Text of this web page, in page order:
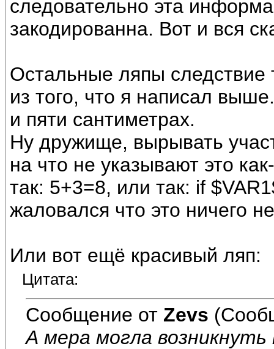
следовательно эта
закодированна. Вот и вся
Остальные ляпы следствие
из того, что я написал
и пяти сантиметрах.
Ну дружище, вырывать
на что не указывают это
так: 5+3=8, или так: if
жаловался что это ничего
Или вот ещё красивый ляп:
Цитата:
Сообщение от Zevs
А мера могла